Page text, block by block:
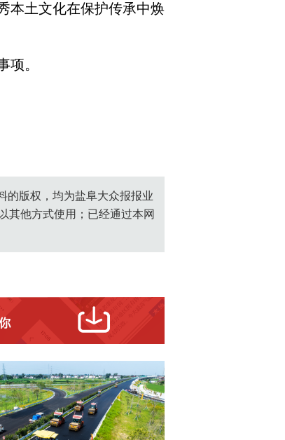
本土文化在保护传承中焕
项。
的版权，均为盐阜大众报报业
其他方式使用；已经通过本网